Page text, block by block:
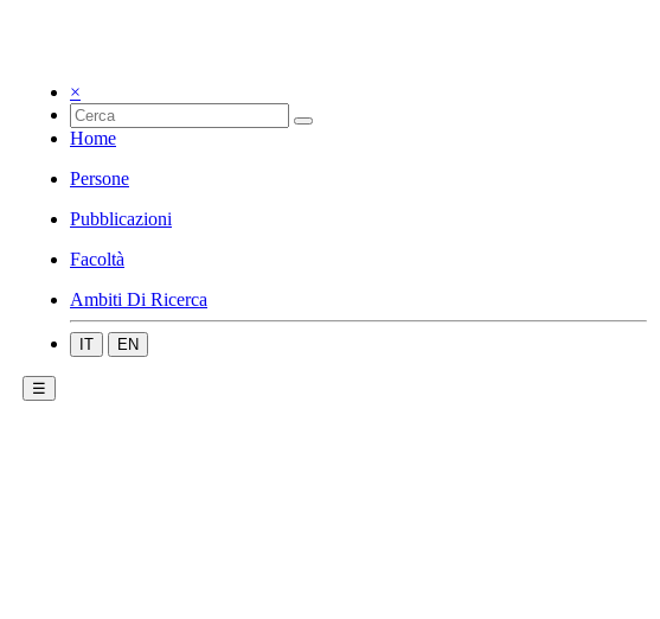
×
Home
Persone
Pubblicazioni
Facoltà
Ambiti Di Ricerca
IT EN
☰